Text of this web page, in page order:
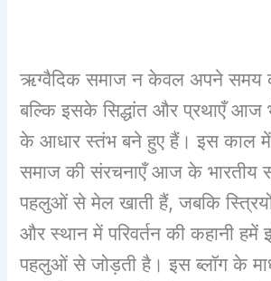
ऋग्वैदिक समाज न केवल अपने समय
बल्कि इसके सिद्धांत और प्रथाएँ आज
के आधार स्तंभ बने हुए हैं। इस काल में
समाज की संरचनाएँ आज के भारतीय
पहलुओं से मेल खाती हैं, जबकि
और स्थान में परिवर्तन की कहानी हमें
पहलुओं से जोड़ती है। इस ब्लॉग के